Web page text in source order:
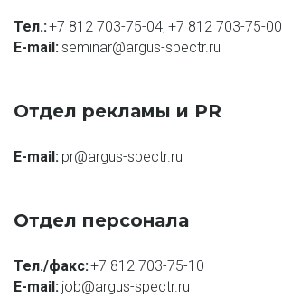
Тел.:+7 812 703-75-04, +7 812 703-75-00
E-mail: seminar@argus-spectr.ru
Отдел рекламы и PR
E-mail: pr@argus-spectr.ru
Отдел персонала
Тел./факс:+7 812 703-75-10
E-mail: job@argus-spectr.ru